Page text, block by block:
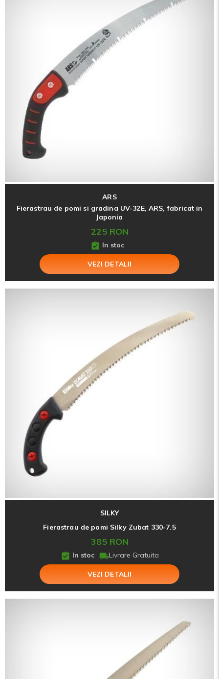
ARS
Fierastrau de pomi si gradina UV-32E, ARS, fabricat in
Japonia
225 RON
In stoc
VEZI DETALII
SILKY
Fierastrau de pomi Silky Zubat 330-7.5
385 RON
In stoc Livrare Gratuita
VEZI DETALII